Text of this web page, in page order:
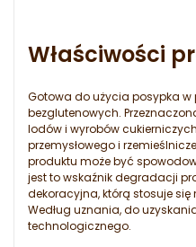
Właściwości
Gotowa do użycia posypka
bezglutenowych.
lodów i wyrobów
przemysłowego i
produktu może być
jest to wskaźnik degradacji
dekoracyjna, którą stosuje się
Według uznania, do
technologicznego.